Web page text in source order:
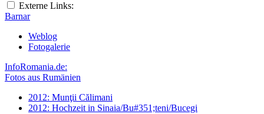
Externe Links:
Barnar
Weblog
Fotogalerie
InfoRomania.de:
Fotos aus Rumänien
2012: Munţii Călimani
2012: Hochzeit in Sinaia/Bu#351;teni/Bucegi